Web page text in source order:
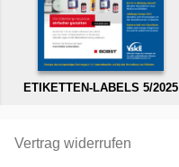
ETIKETTEN-LABELS 5/2025
Vertrag widerrufen